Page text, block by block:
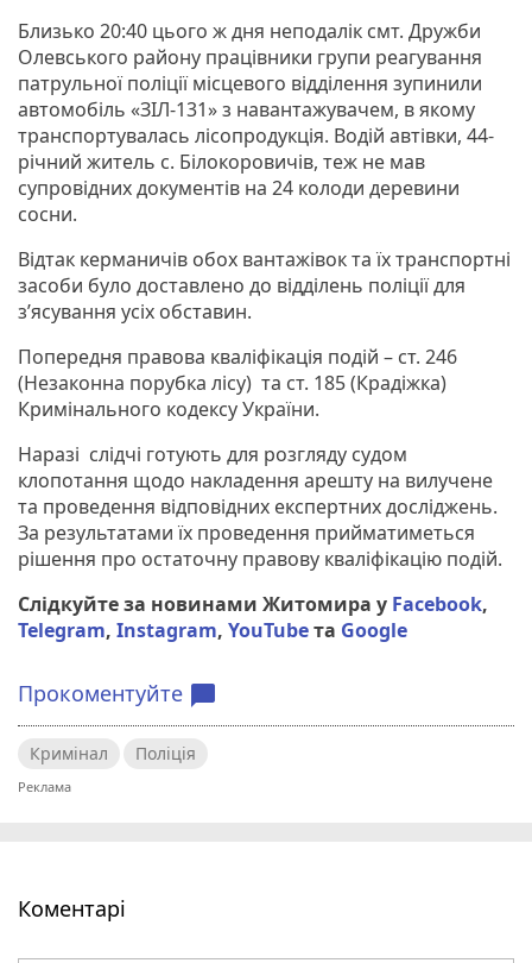
Близько 20:40 цього ж дня неподалік смт. Дружби
Олевського району працівники групи реагування
патрульної поліції місцевого відділення зупинили
автомобіль «ЗІЛ-131» з навантажувачем, в якому
транспортувалась лісопродукція. Водій автівки, 44-
річний житель с. Білокоровичів, теж не мав
супровідних документів на 24 колоди деревини
сосни.
Відтак керманичів обох вантажівок та їх транспортні
засоби було доставлено до відділень поліції для
з’ясування усіх обставин.
Попередня правова кваліфікація подій – ст. 246
(Незаконна порубка лісу) та ст. 185 (Крадіжка)
Кримінального кодексу України.
Наразі слідчі готують для розгляду судом
клопотання щодо накладення арешту на вилучене
та проведення відповідних експертних досліджень.
За результатами їх проведення прийматиметься
рішення про остаточну правову кваліфікацію подій.
Слідкуйте за новинами Житомира у Facebook,
Telegram, Instagram, YouTubeта Google
Прокоментуйте chat_bubble
Кримінал Поліція
Коментарі